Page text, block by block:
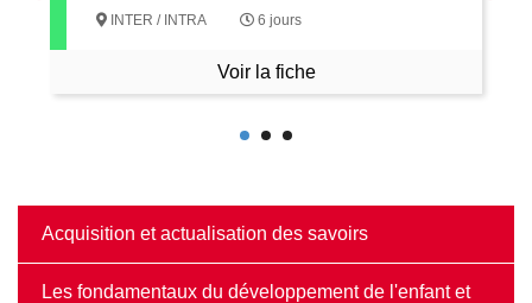
INTER / INTRA 6 jours
Voir la fiche
Acquisition et actualisation des savoirs
Les fondamentaux du développement de l'enfant et